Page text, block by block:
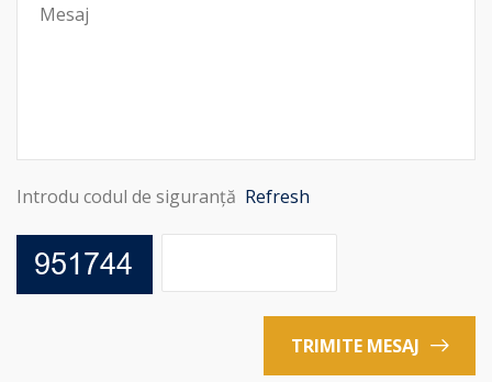
Introdu codul de siguranță Refresh
TRIMITE MESAJ